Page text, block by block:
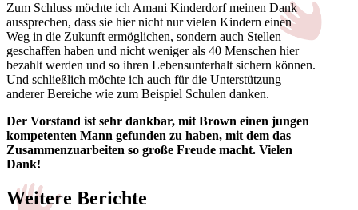
Zum Schluss möchte ich Amani Kinderdorf meinen Dank
aussprechen, dass sie hier nicht nur vielen Kindern einen
Weg in die Zukunft ermöglichen, sondern auch Stellen
geschaffen haben und nicht weniger als 40 Menschen hier
bezahlt werden und so ihren Lebensunterhalt sichern können.
Und schließlich möchte ich auch für die Unterstützung
anderer Bereiche wie zum Beispiel Schulen danken.
Der Vorstand ist sehr dankbar, mit Brown einen jungen
kompetenten Mann gefunden zu haben, mit dem das
Zusammenzuarbeiten so große Freude macht. Vielen
Dank!
Weitere Berichte